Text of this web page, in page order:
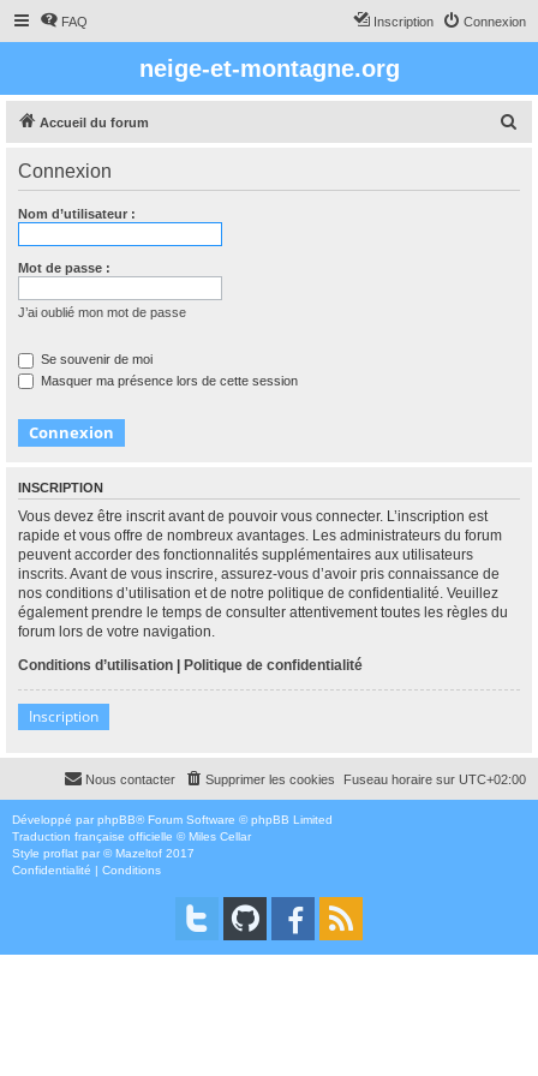
FAQ Connexion
Inscription
neige-et-montagne.org
Accueil du forum
Connexion
Nom d’utilisateur :
Mot de passe :
J’ai oublié mon mot de passe
Se souvenir de moi
Masquer ma présence lors de cette session
INSCRIPTION
Vous devez être inscrit avant de pouvoir vous connecter. L’inscription est
rapide et vous offre de nombreux avantages. Les administrateurs du forum
peuvent accorder des fonctionnalités supplémentaires aux utilisateurs
inscrits. Avant de vous inscrire, assurez-vous d’avoir pris connaissance de
nos conditions d’utilisation et de notre politique de confidentialité. Veuillez
également prendre le temps de consulter attentivement toutes les règles du
forum lors de votre navigation.
Conditions d’utilisation | Politique de confidentialité
Inscription
Fuseau horaire sur UTC+02:00
Supprimer les cookies
Nous contacter
Développé par phpBB® Forum Software © phpBB Limited
Traduction française officielle ©Miles Cellar
Style proflat par ©Mazeltof 2017
Confidentialité | Conditions